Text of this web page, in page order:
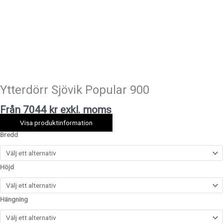
Ytterdörr Sjövik Popular 900
Från 7044 kr exkl. moms
Visa produktinformation
Bredd
Höjd
Hängning